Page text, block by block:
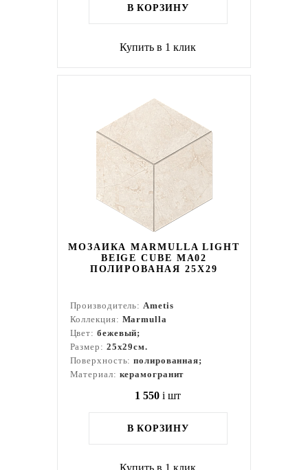
В КОРЗИНУ
Купить в 1 клик
МОЗАИКА MARMULLA LIGHT
BEIGE CUBE MA02
ПОЛИРОВАНАЯ 25X29
Производитель:Ametis
Коллекция: Marmulla
Цвет: бежевый;
Размер: 25x29см.
Поверхность:полированная;
Материал: керамогранит
1 550 i шт
В КОРЗИНУ
Купить в 1 клик